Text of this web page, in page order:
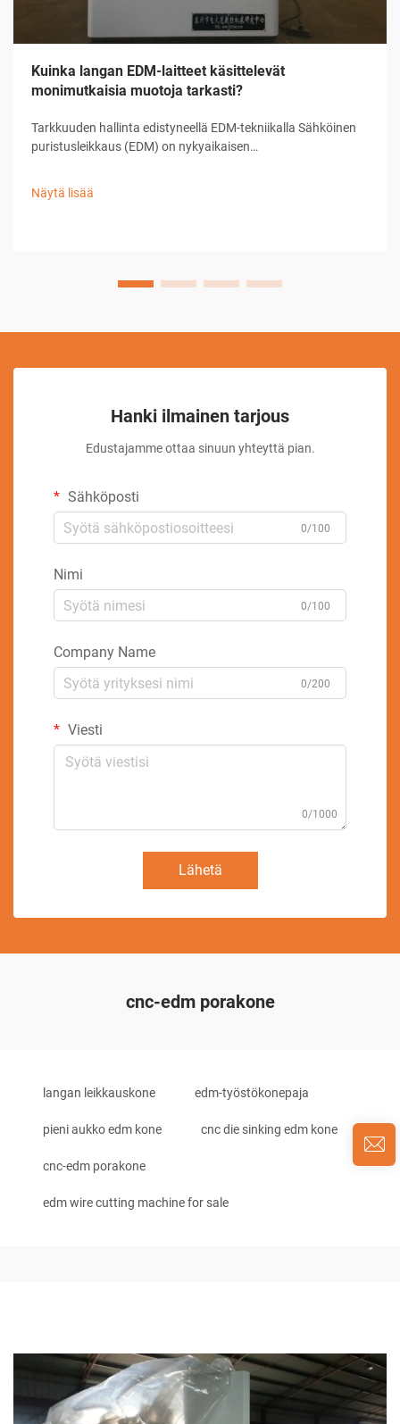
Kuinka langan EDM-laitteet käsittelevät
monimutkaisia muotoja tarkasti?
Tarkkuuden hallinta edistyneellä EDM-tekniikalla Sähköinen
puristusleikkaus (EDM) on nykyaikaisen
suunnitelmien toteuttamisessa. ...
Näytä lisää
Hanki ilmainen tarjous
Edustajamme ottaa sinuun yhteyttä pian.
Sähköposti
0/100
Nimi
0/100
Company Name
0/200
Viesti
0/1000
Lähetä
cnc-edm porakone
langan leikkauskone edm-työstökonepaja
pieni aukko edm kone cnc die sinking edm kone
cnc-edm porakone
edm wire cutting machine for sale